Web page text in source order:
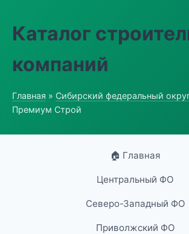
Каталог
компаний
Главная » Сибирский федеральный
Премиум Строй
🏠 Главная
Центральный ФО
Северо-Западный ФО
Приволжский ФО